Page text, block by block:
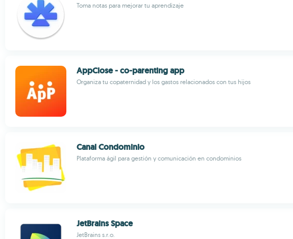
Toma notas para mejorar tu aprendizaje
AppClose - co-parenting app
Organiza tu copaternidad y los gastos relacionados con tus hijos
Canal Condominio
Plataforma ágil para gestión y comunicación en condominios
JetBrains Space
JetBrains s.r.o.